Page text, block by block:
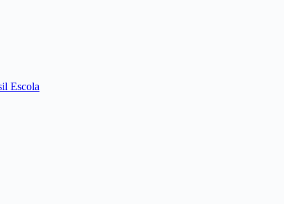
Escola